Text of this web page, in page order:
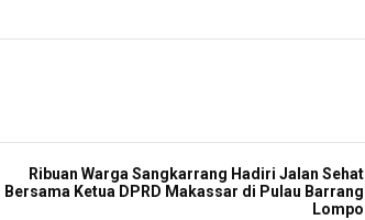
Ribuan Warga Sangkarrang Hadiri Jalan Sehat
Bersama Ketua DPRD Makassar di Pulau Barrang
Lompo